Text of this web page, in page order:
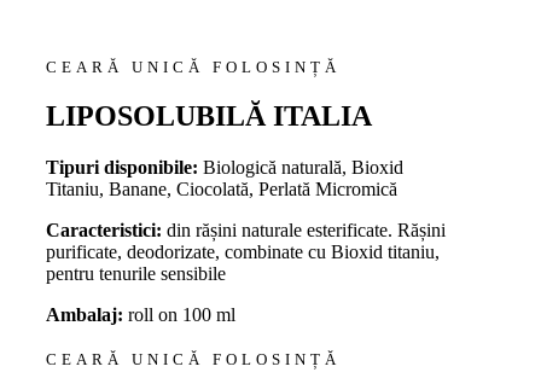
CEARĂ UNICĂ FOLOSINȚĂ
LIPOSOLUBILĂ ITALIA
Tipuri disponibile: Biologică naturală, Bioxid
Titaniu, Banane, Ciocolată, Perlată Micromică
Caracteristici: din rășini naturale esterificate. Rășini
purificate, deodorizate, combinate cu Bioxid titaniu,
pentru tenurile sensibile
Ambalaj: roll on 100 ml
CEARĂ UNICĂ FOLOSINȚĂ